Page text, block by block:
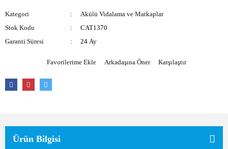
Kategori
Akülü Vidalama ve Matkaplar
Stok Kodu
CAT1370
Garanti Süresi
24 Ay
Arkadaşına Öner Karşılaştır
Ürün Bilgisi